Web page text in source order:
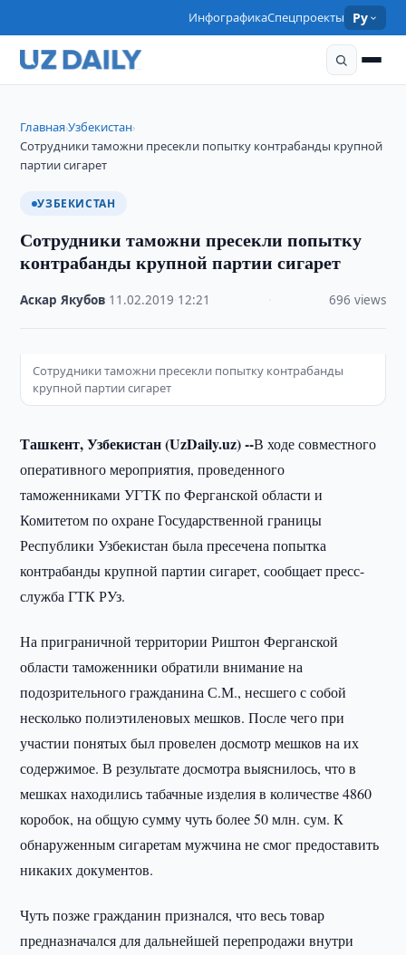
ИнфографикаСпецпроекты Ру
Главная›Узбекистан›
Сотрудники таможни пресекли попытку контрабанды крупной
партии сигарет
УЗБЕКИСТАН
Сотрудники таможни пресекли попытку
контрабанды крупной партии сигарет
Аскар Якубов 11.02.2019 12:21 696 views
Сотрудники таможни пресекли попытку контрабанды
крупной партии сигарет
Ташкент, Узбекистан (UzDaily.uz) --В ходе совместного
оперативного мероприятия, проведенного
таможенниками УГТК по Ферганской области и
Комитетом по охране Государственной границы
Республики Узбекистан была пресечена попытка
контрабанды крупной партии сигарет, сообщает пресс-
служба ГТК РУз.
На приграничной территории Риштон Ферганской
области таможенники обратили внимание на
подозрительного гражданина С.М., несшего с собой
несколько полиэтиленовых мешков. После чего при
участии понятых был провелен досмотр мешков на их
содержимое. В результате досмотра выяснилось, что в
мешках находились табачные изделия в количестве 4860
коробок, на общую сумму чуть более 50 млн. сум. К
обнаруженным сигаретам мужчина не смог предоставить
никаких документов.
Чуть позже гражданин признался, что весь товар
предназначался для дальнейшей перепродажи внутри